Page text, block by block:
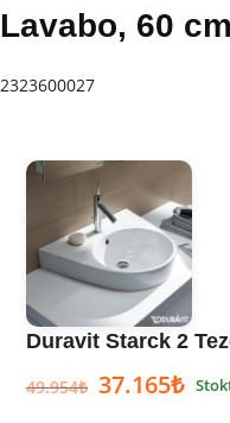
Lavabo, 60 cm
2323600027
Duravit Starck 2
49.954₺ 37.165₺